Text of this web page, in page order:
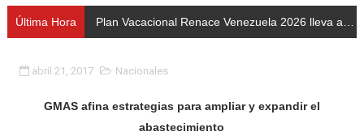
Cidata y el Observatorio Astronómico Nacional de
Concejo Municipal de Zea celebra distinción de
CIEPROL-ULA distingue al municipio Zea como
Plan Quirúrgico Regional llega a Pueblo Llano con la
Última Hora Plan Vacacional Renace Venezuela 2026 lleva actividades recreativas a Los Guaimaros
abril 21, 2017 Nacionales
GMAS afina estrategias para ampliar y expandir el
abastecimiento